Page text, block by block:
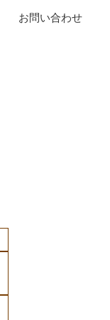
お問い合わせ